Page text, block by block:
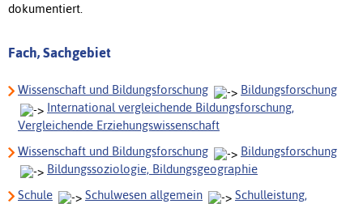
dokumentiert.
Fach, Sachgebiet
Wissenschaft und Bildungsforschung
Bildungsforschung
International vergleichende Bildungsforschung,
Vergleichende Erziehungswissenschaft
Wissenschaft und Bildungsforschung
Bildungsforschung
Bildungssoziologie, Bildungsgeographie
Schule
Schulwesen allgemein
Schulleistung,